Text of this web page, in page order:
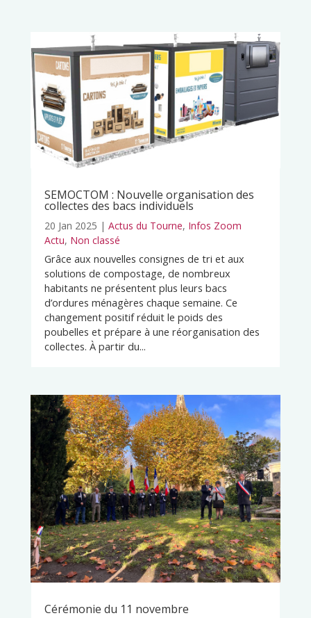
SEMOCTOM : Nouvelle organisation des
collectes des bacs individuels
20 Jan 2025 | Actus du Tourne, Infos Zoom
Actu, Non classé
Grâce aux nouvelles consignes de tri et aux
solutions de compostage, de nombreux
habitants ne présentent plus leurs bacs
d’ordures ménagères chaque semaine. Ce
changement positif réduit le poids des
poubelles et prépare à une réorganisation des
collectes. À partir du...
Cérémonie du 11 novembre